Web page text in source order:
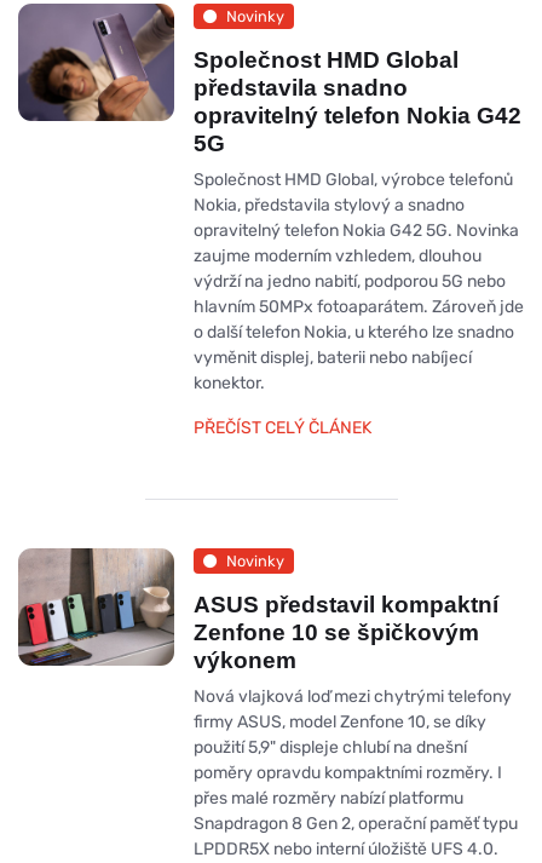
Novinky
Společnost HMD Global
představila snadno
opravitelný telefon Nokia G42
5G
Společnost HMD Global, výrobce telefonů
Nokia, představila stylový a snadno
opravitelný telefon Nokia G42 5G. Novinka
zaujme moderním vzhledem, dlouhou
výdrží na jedno nabití, podporou 5G nebo
hlavním 50MPx fotoaparátem. Zároveň jde
o další telefon Nokia, u kterého lze snadno
vyměnit displej, baterii nebo nabíjecí
konektor.
PŘEČÍST CELÝ ČLÁNEK
Novinky
ASUS představil kompaktní
Zenfone 10 se špičkovým
výkonem
Nová vlajková loď mezi chytrými telefony
firmy ASUS, model Zenfone 10, se díky
použití 5,9" displeje chlubí na dnešní
poměry opravdu kompaktními rozměry. I
přes malé rozměry nabízí platformu
Snapdragon 8 Gen 2, operační paměť typu
LPDDR5X nebo interní úložiště UFS 4.0.